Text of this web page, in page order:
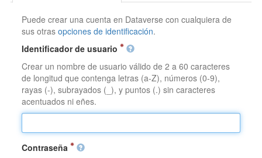
Puede crear una cuenta en Dataverse con cualquiera de
sus otrasopciones de identificación.
Identificador de usuario
Crear un nombre de usuario válido de 2 a 60 caracteres
de longitud que contenga letras (a-Z), números (0-9),
rayas (-), subrayados (_), y puntos (.) sin caracteres
acentuados ni eñes.
Contraseña